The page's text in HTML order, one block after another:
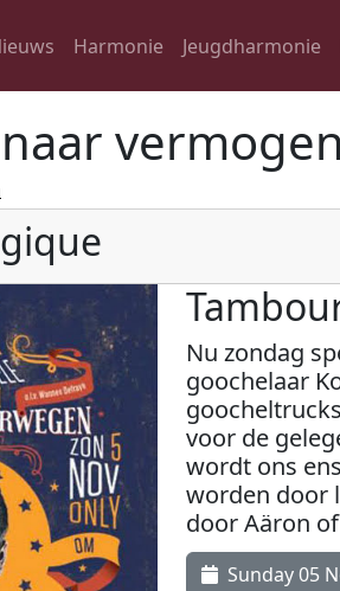
Harmonie Jeugdharmonie
Nu zondag
goochelaar
voor de
wordt ons
worden door
door Aäron
Sunday 05